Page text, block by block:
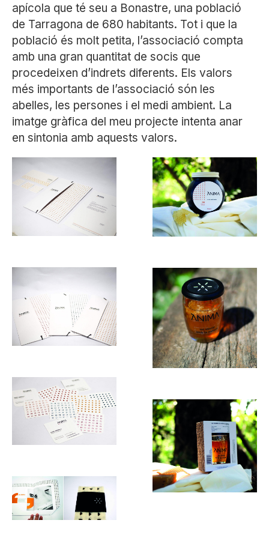
apícola que té seu a Bonastre, una població
de Tarragona de 680 habitants. Tot i que la
població és molt petita, l’associació compta
amb una gran quantitat de socis que
procedeixen d’indrets diferents. Els valors
més importants de l’associació són les
abelles, les persones i el medi ambient. La
imatge gràfica del meu projecte intenta anar
en sintonia amb aquests valors.